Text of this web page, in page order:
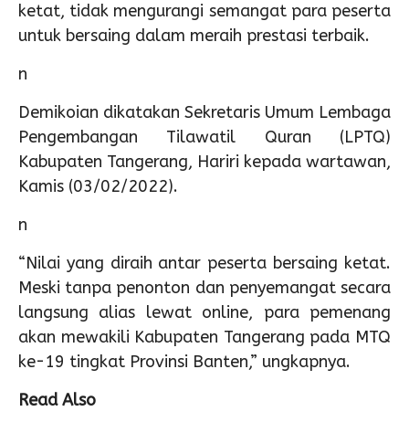
ketat, tidak mengurangi semangat para peserta
untuk bersaing dalam meraih prestasi terbaik.
n
Demikoian dikatakan Sekretaris Umum Lembaga
Pengembangan Tilawatil Quran (LPTQ)
Kabupaten Tangerang, Hariri kepada wartawan,
Kamis (03/02/2022).
n
“Nilai yang diraih antar peserta bersaing ketat.
Meski tanpa penonton dan penyemangat secara
langsung alias lewat online, para pemenang
akan mewakili Kabupaten Tangerang pada MTQ
ke-19 tingkat Provinsi Banten,” ungkapnya.
Read Also